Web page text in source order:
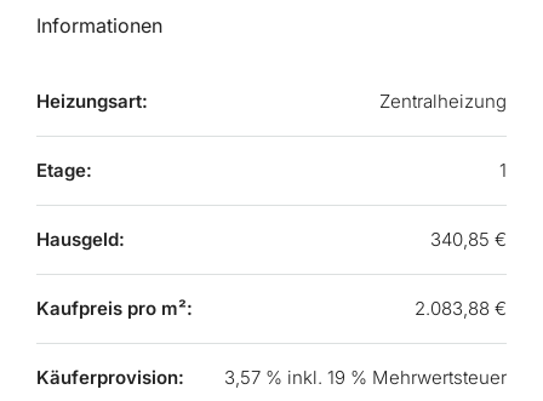
Informationen
Heizungsart: Zentralheizung
Etage: 1
Hausgeld: 340,85 €
Kaufpreis pro m²: 2.083,88 €
Käuferprovision: 3,57 % inkl. 19 % Mehrwertsteuer